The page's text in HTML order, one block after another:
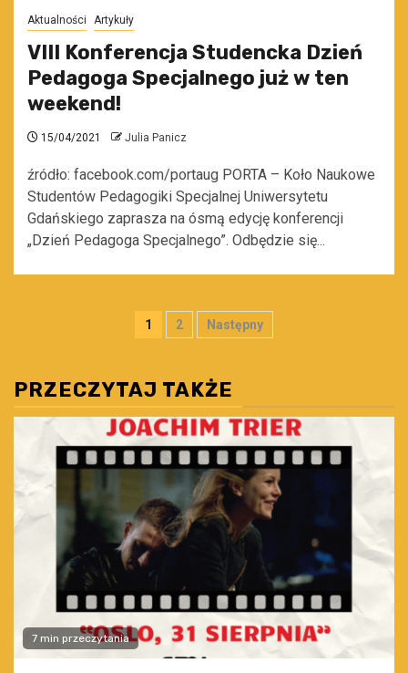
Aktualności Artykuły
VIII Konferencja Studencka Dzień
Pedagoga Specjalnego już w ten
weekend!
15/04/2021 Julia Panicz
źródło: facebook.com/portaug PORTA – Koło Naukowe
Studentów Pedagogiki Specjalnej Uniwersytetu
Gdańskiego zaprasza na ósmą edycję konferencji
„Dzień Pedagoga Specjalnego”. Odbędzie się...
Stronicowanie
1 2 Następny
PRZECZYTAJ TAKŻE
7 min przeczytania